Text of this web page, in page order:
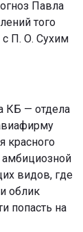
Павла
того
с П. О. Сухим
КБ — отдела
красного
видов, где
облик
попасть на